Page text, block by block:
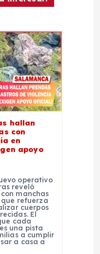
hallan
con
en
apoyo
operativo
reveló
manchas
refuerza
cuerpos
El
cada
una pista
a cumplir
a casa a